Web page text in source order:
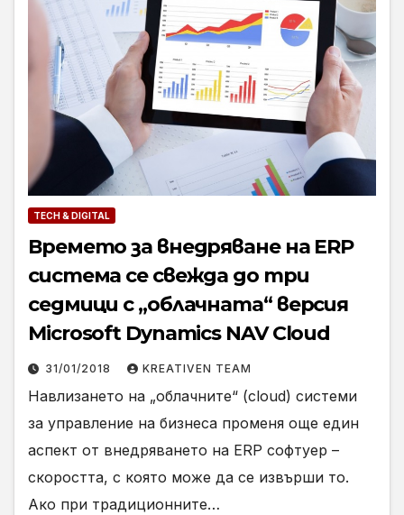
TECH & DIGITAL
Времето за внедряване на ERP
система се свежда до три
седмици с „облачната“ версия
Microsoft Dynamics NAV Cloud
31/01/2018 KREATIVEN TEAM
Навлизането на „облачните“ (cloud) системи
за управление на бизнеса променя още един
аспект от внедряването на ERP софтуер –
скоростта, с която може да се извърши то.
Ако при традиционните…